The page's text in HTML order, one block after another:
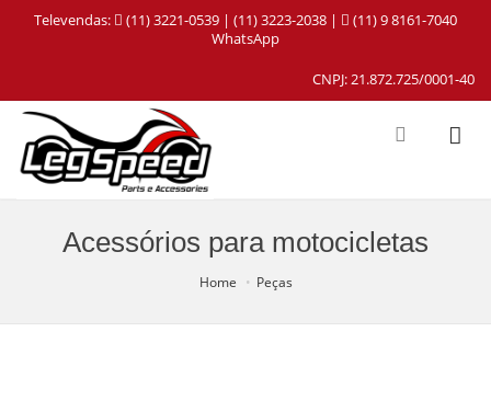
Televendas: (11) 3221-0539 | (11) 3223-2038 |
(11) 9 8161-7040
WhatsApp
CNPJ: 21.872.725/0001-40
Acessórios para motocicletas
Home Peças